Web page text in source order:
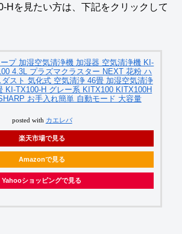
Hを見たい方は、下記をクリックして
プ 加湿空気清浄機 加湿器 空気清浄機 KI-
4.3L プラズマクラスター NEXT 花粉 ハ
ダスト 気化式 空気清浄 46畳 加湿空気清浄
KI-TX100-H グレー系 KITX100 KITX100H
お手入れ簡単 自動モード 大容量
posted with カエレバ
楽天市場で見る
Amazonで見る
Yahooショッピングで見る